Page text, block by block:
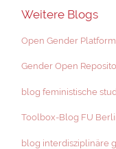
Weitere Blogs
Open Gender Platform
Gender Open
blog feministische
Toolbox-Blog FU
blog interdisziplinäre